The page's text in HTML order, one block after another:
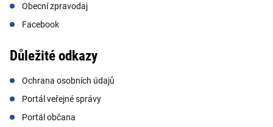
Obecní zpravodaj
Facebook
Důležité odkazy
Ochrana osobních údajů
Portál veřejné správy
Portál občana